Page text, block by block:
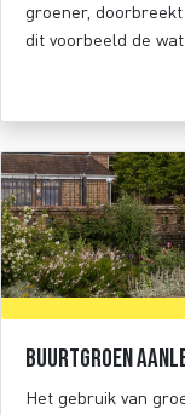
groener,
dit voorbeeld de
Buurtgroen
Het gebruik van